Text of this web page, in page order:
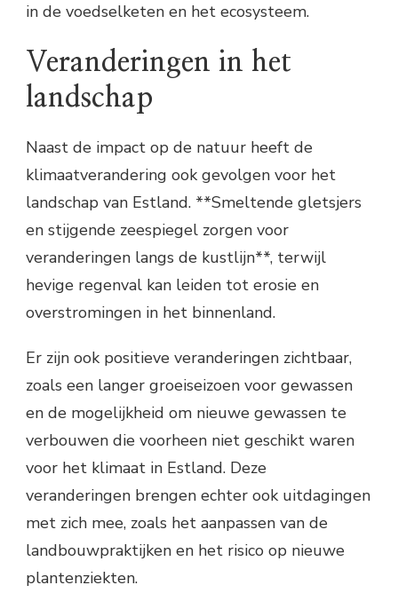
in de voedselketen en het ecosysteem.
Veranderingen in het
landschap
Naast de impact op de natuur heeft de
klimaatverandering ook gevolgen voor het
landschap van Estland. **Smeltende gletsjers
en stijgende zeespiegel zorgen voor
veranderingen langs de kustlijn**, terwijl
hevige regenval kan leiden tot erosie en
overstromingen in het binnenland.
Er zijn ook positieve veranderingen zichtbaar,
zoals een langer groeiseizoen voor gewassen
en de mogelijkheid om nieuwe gewassen te
verbouwen die voorheen niet geschikt waren
voor het klimaat in Estland. Deze
veranderingen brengen echter ook uitdagingen
met zich mee, zoals het aanpassen van de
landbouwpraktijken en het risico op nieuwe
plantenziekten.